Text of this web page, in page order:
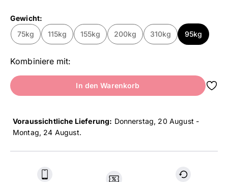
Gewicht:
75kg
115kg 155kg 200kg 310kg 95kg
Kombiniere mit:
In den Warenkorb
Voraussichtliche Lieferung: Donnerstag, 20 August -
Montag, 24 August.